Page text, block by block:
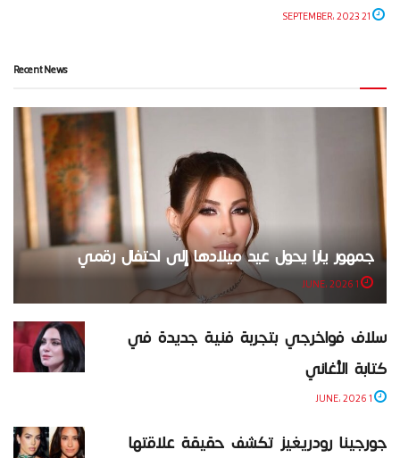
Recent News
جمهور يارا يحول عيد ميلادها إلى احتفال رقمي
سلاف فواخرجي بتجربة فنية جديدة في
كتابة الأغاني
جورجينا رودريغيز تكشف حقيقة علاقتها